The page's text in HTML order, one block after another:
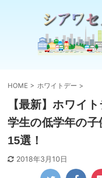
HOME > ホワイトデー >
【最新】ホワイ
学生の低学年の
15選！
2018年3月10日